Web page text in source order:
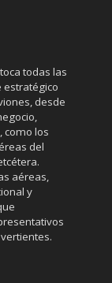
todas las
estratégico
desde
como los
del
aéreas,
y